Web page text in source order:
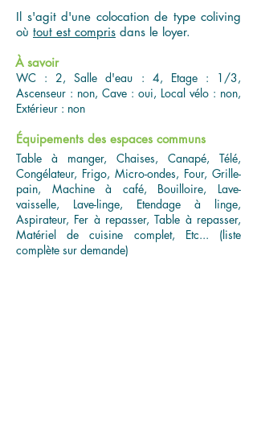
Il s'agit d'une colocation de type coliving
où tout est compris dans le loyer.
À savoir
WC : 2, Salle d'eau : 4, Etage : 1/3,
Ascenseur : non, Cave : oui, Local vélo : non,
Extérieur : non
Équipements des espaces communs
Table à manger, Chaises, Canapé, Télé,
Congélateur, Frigo, Micro-ondes, Four, Grille-
pain, Machine à café, Bouilloire, Lave-
vaisselle, Lave-linge, Etendage à linge,
Aspirateur, Fer à repasser, Table à repasser,
Matériel de cuisine complet, Etc... (liste
complète sur demande)